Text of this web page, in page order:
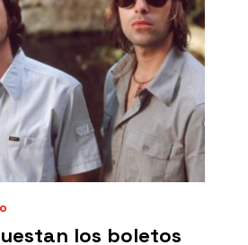
los boletos